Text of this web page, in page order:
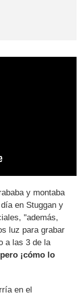
y montaba
en Stuggan y
"además,
luz para grabar
a las 3 de la
¡cómo lo
en el